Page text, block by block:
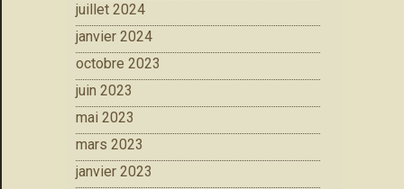
juillet 2024
janvier 2024
octobre 2023
juin 2023
mai 2023
mars 2023
janvier 2023